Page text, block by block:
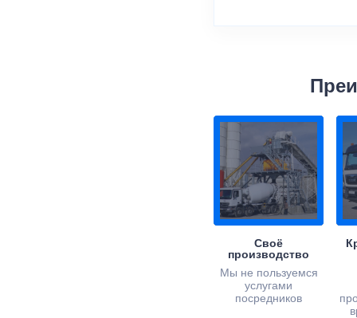
Своё
производство
Мы не пользуемся
услугами
посредников